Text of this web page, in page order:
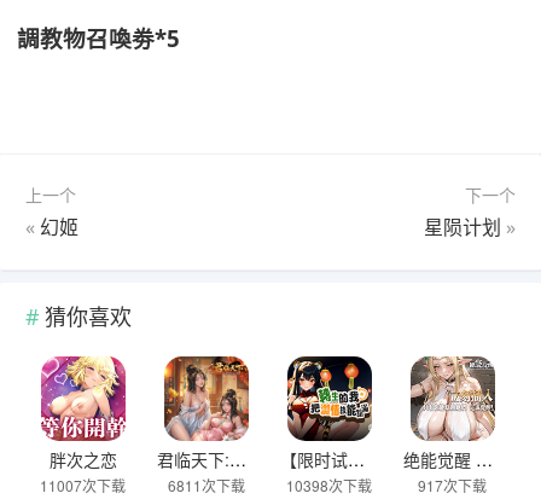
調教物召喚劵*5
上一个
« 幻姬
下一个
星陨计划 »
猜你喜欢
胖次之恋
11007次下载
君临天下:女帝的后宫
6811次下载
【限时试聊】转生的我把涩情技能点满
10398次下载
绝能觉醒 M-08
917次下载